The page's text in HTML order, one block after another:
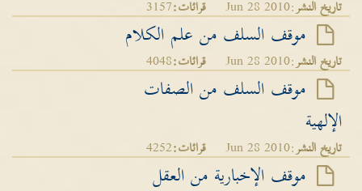
تاريخ النشر:Jun 28 2010 قرائات:3157
موقف السلف من علم الكلام
تاريخ النشر:Jun 28 2010 قرائات:4048
موقف السلف من الصفات
الإلهية
تاريخ النشر:Jun 28 2010 قرائات:4252
موقف الإخبارية من العقل